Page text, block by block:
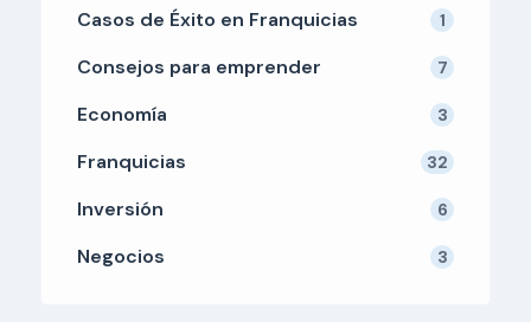
Casos de Éxito en Franquicias 1
Consejos para emprender 7
Economía 3
Franquicias 32
Inversión 6
Negocios 3